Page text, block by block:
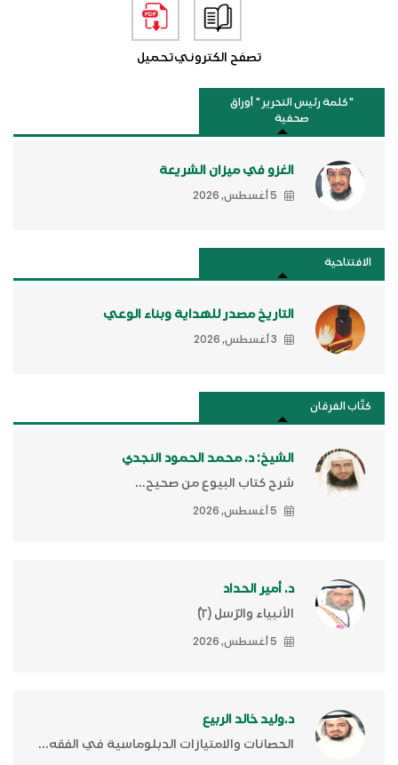
تصفح الكترونيتحميل
"كلمة رئيس التحرير " أوراق
صحفية
الغزو في ميزان الشريعة
5 أغسطس, 2026
الافتتاحية
التاريخ مصدر للهداية وبناء الوعي
3 أغسطس, 2026
كتَّاب الفرقان
الشيخ: د. محمد الحمود النجدي
شرح كتاب البيوع من صحيح...
5 أغسطس, 2026
د. أمير الحداد
الأنبياء والرّسل (٢)ّ
5 أغسطس, 2026
د.وليد خالد الربيع
الحصانات والامتيازات الدبلوماسية في الفقه...